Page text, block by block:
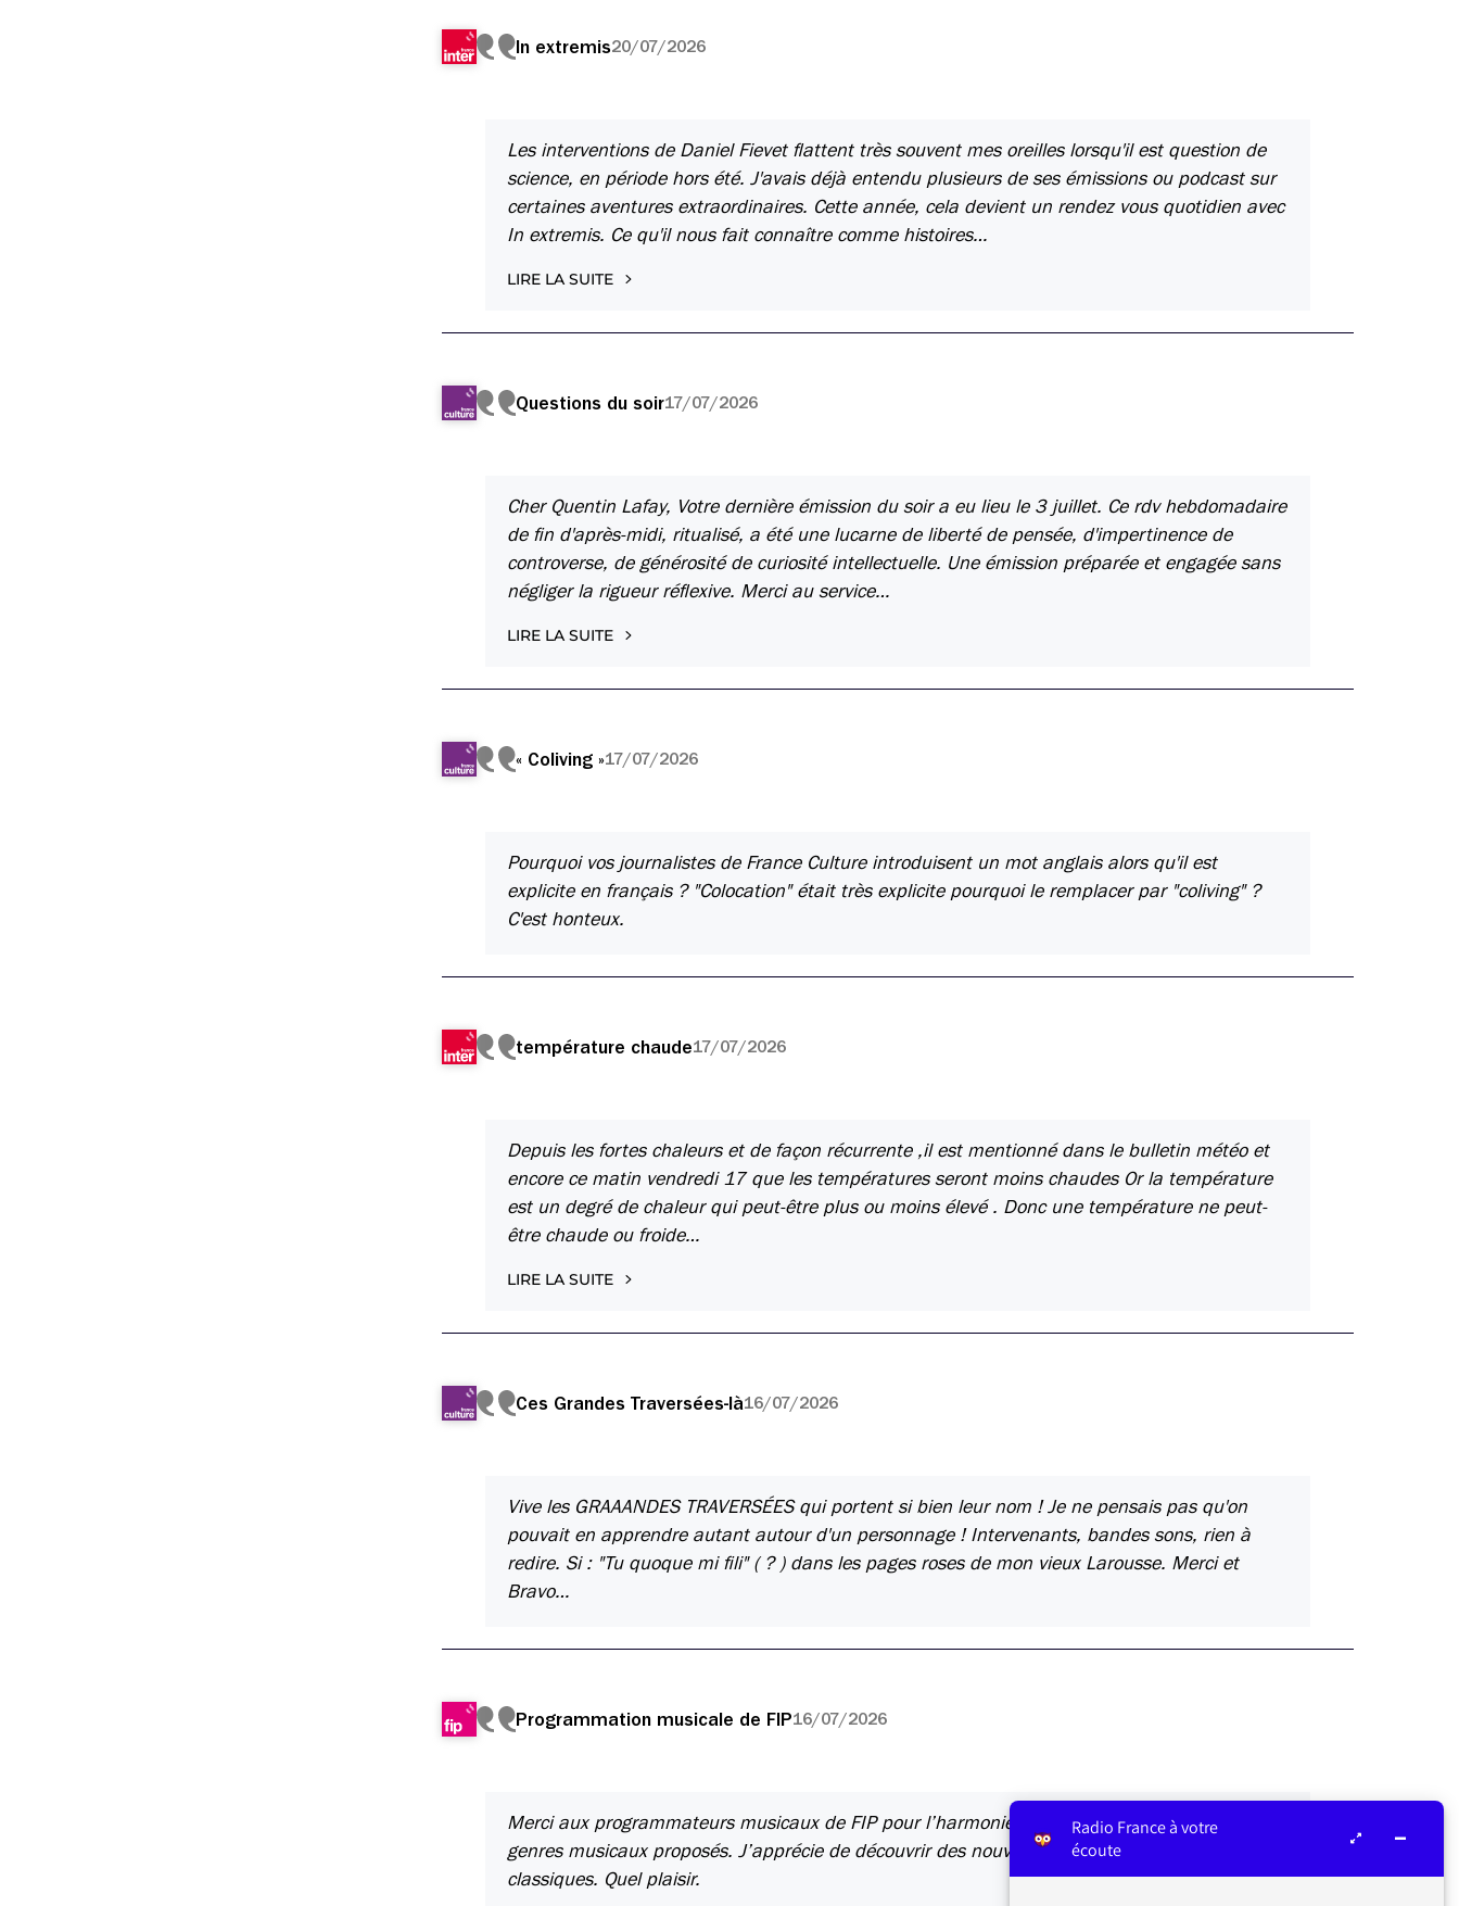
In extremis20/07/2026
Les interventions de Daniel Fievet flattent très souvent mes oreilles lorsqu'il est question de
science, en période hors été. J'avais déjà entendu plusieurs de ses émissions ou podcast sur
certaines aventures extraordinaires. Cette année, cela devient un rendez vous quotidien avec
In extremis. Ce qu'il nous fait connaître comme histoires…
LIRE LA SUITE
Questions du soir17/07/2026
Cher Quentin Lafay, Votre dernière émission du soir a eu lieu le 3 juillet. Ce rdv hebdomadaire
de fin d'après-midi, ritualisé, a été une lucarne de liberté de pensée, d'impertinence de
controverse, de générosité de curiosité intellectuelle. Une émission préparée et engagée sans
négliger la rigueur réflexive. Merci au service…
LIRE LA SUITE
« Coliving »17/07/2026
Pourquoi vos journalistes de France Culture introduisent un mot anglais alors qu'il est
explicite en français ? "Colocation" était très explicite pourquoi le remplacer par "coliving" ?
C'est honteux.
température chaude17/07/2026
Depuis les fortes chaleurs et de façon récurrente ,il est mentionné dans le bulletin météo et
encore ce matin vendredi 17 que les températures seront moins chaudes Or la température
est un degré de chaleur qui peut-être plus ou moins élevé . Donc une température ne peut-
être chaude ou froide…
LIRE LA SUITE
Ces Grandes Traversées-là16/07/2026
Vive les GRAAANDES TRAVERSÉES qui portent si bien leur nom ! Je ne pensais pas qu'on
pouvait en apprendre autant autour d'un personnage ! Intervenants, bandes sons, rien à
redire. Si : "Tu quoque mi fili" ( ? ) dans les pages roses de mon vieux Larousse. Merci et
Bravo…
Programmation musicale de FIP16/07/2026
Merci aux programmateurs musicaux de FIP pour l’harmonie, l’originalité et la qualité des
genres musicaux proposés. J’apprécie de découvrir des nouveautés et d’y retrouver aussi des
classiques. Quel plaisir.
Radio France à votre
écoute